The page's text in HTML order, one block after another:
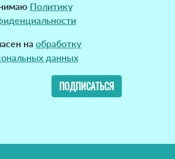
Политику
на обработку
данных
ПОДПИСАТЬСЯ